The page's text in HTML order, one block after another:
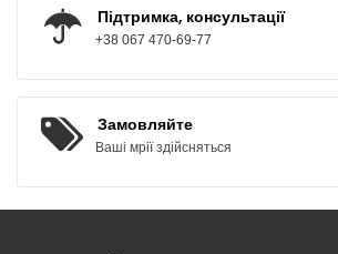
Підтримка, консультації
+38 067 470-69-77
Замовляйте
Ваші мрії здійсняться